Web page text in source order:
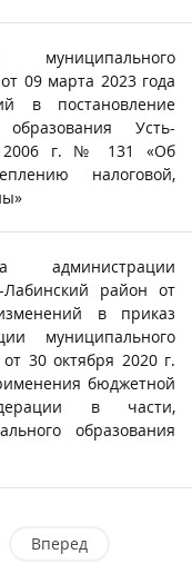
муниципального
09 марта 2023 года
в постановление
Усть-
2006 г. № 131 «Об
налоговой,
администрации
Лабинский район от
в приказ
муниципального
30 октября 2020 г.
бюджетной
в части,
образования
Вперед